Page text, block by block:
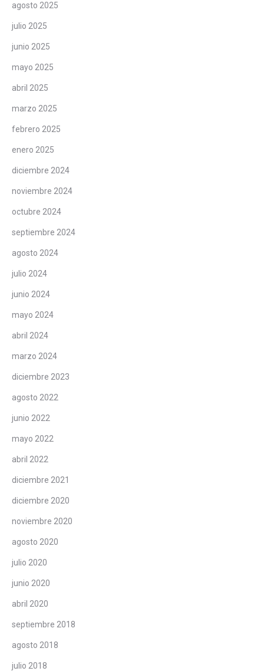
agosto 2025
julio 2025
junio 2025
mayo 2025
abril 2025
marzo 2025
febrero 2025
enero 2025
diciembre 2024
noviembre 2024
octubre 2024
septiembre 2024
agosto 2024
julio 2024
junio 2024
mayo 2024
abril 2024
marzo 2024
diciembre 2023
agosto 2022
junio 2022
mayo 2022
abril 2022
diciembre 2021
diciembre 2020
noviembre 2020
agosto 2020
julio 2020
junio 2020
abril 2020
septiembre 2018
agosto 2018
julio 2018